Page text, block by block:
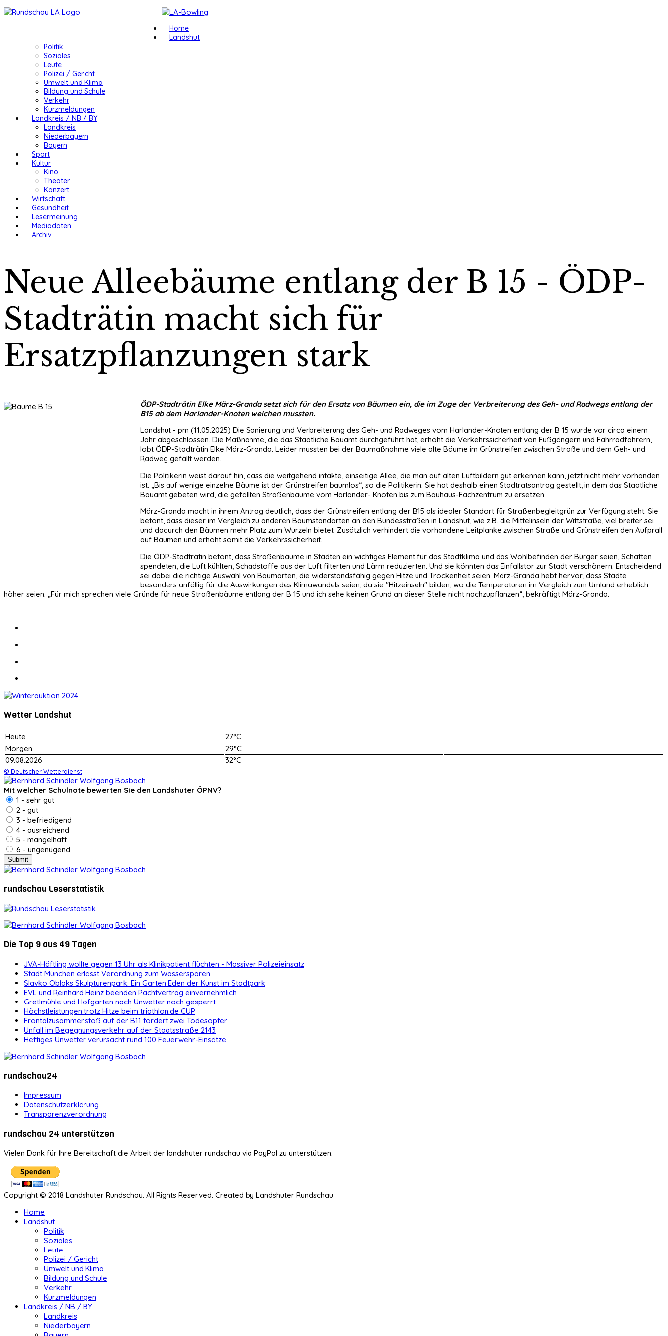
Home
Landshut
Politik
Soziales
Leute
Polizei / Gericht
Umwelt und Klima
Bildung und Schule
Verkehr
Kurzmeldungen
Landkreis / NB / BY
Landkreis
Niederbayern
Bayern
Sport
Kultur
Kino
Theater
Konzert
Wirtschaft
Gesundheit
Lesermeinung
Mediadaten
Archiv
Neue Alleebäume entlang der B 15 - ÖDP-
Stadträtin macht sich für
Ersatzpflanzungen stark
ÖDP-Stadträtin Elke März-Granda setzt sich für den Ersatz von Bäumen ein, die im Zuge der Verbreiterung des Geh- und Radwegs entlang der
B15 ab dem Harlander-Knoten weichen mussten.
Landshut - pm (11.05.2025) Die Sanierung und Verbreiterung des Geh- und Radweges vom Harlander-Knoten entlang der B 15 wurde vor circa einem
Jahr abgeschlossen. Die Maßnahme, die das Staatliche Bauamt durchgeführt hat, erhöht die Verkehrssicherheit von Fußgängern und Fahrradfahrern,
lobt ÖDP-Stadträtin Elke März-Granda. Leider mussten bei der Baumaßnahme viele alte Bäume im Grünstreifen zwischen Straße und dem Geh- und
Radweg gefällt werden.
Die Politikerin weist darauf hin, dass die weitgehend intakte, einseitige Allee, die man auf alten Luftbildern gut erkennen kann, jetzt nicht mehr vorhanden
ist. „Bis auf wenige einzelne Bäume ist der Grünstreifen baumlos“, so die Politikerin. Sie hat deshalb einen Stadtratsantrag gestellt, in dem das Staatliche
Bauamt gebeten wird, die gefällten Straßenbäume vom Harlander- Knoten bis zum Bauhaus-Fachzentrum zu ersetzen.
März-Granda macht in ihrem Antrag deutlich, dass der Grünstreifen entlang der B15 als idealer Standort für Straßenbegleitgrün zur Verfügung steht. Sie
betont, dass dieser im Vergleich zu anderen Baumstandorten an den Bundesstraßen in Landshut, wie z.B. die Mittelinseln der Wittstraße, viel breiter sei
und dadurch den Bäumen mehr Platz zum Wurzeln bietet. Zusätzlich verhindert die vorhandene Leitplanke zwischen Straße und Grünstreifen den Aufprall
auf Bäumen und erhöht somit die Verkehrssicherheit.
Die ÖDP-Stadträtin betont, dass Straßenbäume in Städten ein wichtiges Element für das Stadtklima und das Wohlbefinden der Bürger seien, Schatten
spendeten, die Luft kühlten, Schadstoffe aus der Luft filterten und Lärm reduzierten. Und sie könnten das Einfallstor zur Stadt verschönern. Entscheidend
sei dabei die richtige Auswahl von Baumarten, die widerstandsfähig gegen Hitze und Trockenheit seien. März-Granda hebt hervor, dass Städte
besonders anfällig für die Auswirkungen des Klimawandels seien, da sie "Hitzeinseln" bilden, wo die Temperaturen im Vergleich zum Umland erheblich
höher seien. „Für mich sprechen viele Gründe für neue Straßenbäume entlang der B 15 und ich sehe keinen Grund an dieser Stelle nicht nachzupflanzen“, bekräftigt März-Granda.
Wetter Landshut
Heute
27°C
Morgen
29°C
09.08.2026
32°C
© Deutscher Wetterdienst
Mit welcher Schulnote bewerten Sie den Landshuter ÖPNV?
1 - sehr gut
2 - gut
3 - befriedigend
4 - ausreichend
5 - mangelhaft
6 - ungenügend
rundschau Leserstatistik
Die Top 9 aus 49 Tagen
JVA-Häftling wollte gegen 13 Uhr als Klinikpatient flüchten - Massiver Polizeieinsatz
Stadt München erlässt Verordnung zum Wassersparen
Slavko Oblaks Skulpturenpark: Ein Garten Eden der Kunst im Stadtpark
EVL und Reinhard Heinz beenden Pachtvertrag einvernehmlich
Gretlmühle und Hofgarten nach Unwetter noch gesperrt
Höchstleistungen trotz Hitze beim triathlon.de CUP
Frontalzusammenstoß auf der B11 fordert zwei Todesopfer
Unfall im Begegnungsverkehr auf der Staatsstraße 2143
Heftiges Unwetter verursacht rund 100 Feuerwehr-Einsätze
rundschau24
Impressum
Datenschutzerklärung
Transparenzverordnung
rundschau 24 unterstützen
Vielen Dank für Ihre Bereitschaft die Arbeit der landshuter rundschau via PayPal zu unterstützen.
Copyright © 2018 Landshuter Rundschau. All Rights Reserved. Created by Landshuter Rundschau
Home
Landshut
Politik
Soziales
Leute
Polizei / Gericht
Umwelt und Klima
Bildung und Schule
Verkehr
Kurzmeldungen
Landkreis / NB / BY
Landkreis
Niederbayern